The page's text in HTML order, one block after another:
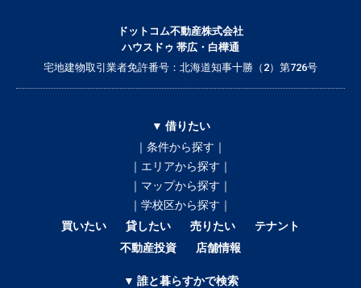
ドットコム不動産株式会社
ハウスドゥ 帯広・白樺通
宅地建物取引業者免許番号：北海道知事十勝（2）第726号
▼ 借りたい
｜条件から探す｜
｜エリアから探す｜
｜マップから探す｜
｜学校区から探す｜
買いたい
貸したい 売りたい
テナント
不動産投資
店舗情報
▼ 誰と暮らすかで検索